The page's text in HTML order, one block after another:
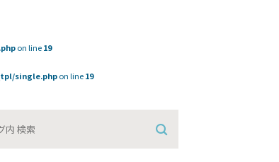
on line19
single.phpon line19